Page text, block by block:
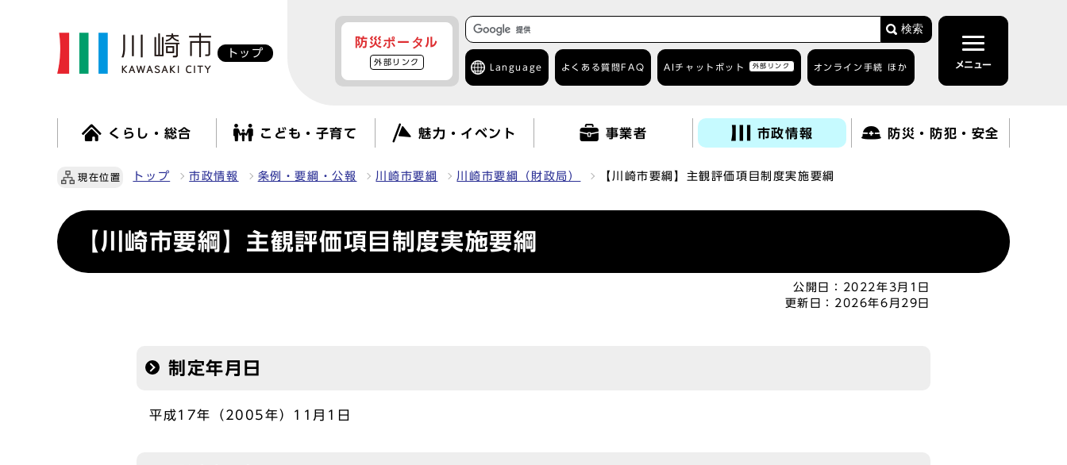
トップ
防災ポータル
外部リンク
検索
Language よくある質問 FAQ AIチャットボット 外部リンク オンライン手続 ほか メニュー
くらし・総合 こども・子育て 魅力・イベント 事業者 市政情報 防災・防犯・安全
現在位置 トップ 市政情報 条例・要綱・公報 川崎市要綱 川崎市要綱（財政局） 【川崎市要綱】主観評価項目制度実施要綱
【川崎市要綱】主観評価項目制度実施要綱
公開日：
2022年3月1日
更新日： 2026年6月29日
制定年月日
平成17年（2005年）11月1日